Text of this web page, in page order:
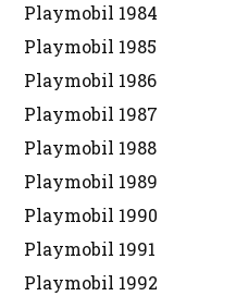
Playmobil 1984
Playmobil 1985
Playmobil 1986
Playmobil 1987
Playmobil 1988
Playmobil 1989
Playmobil 1990
Playmobil 1991
Playmobil 1992